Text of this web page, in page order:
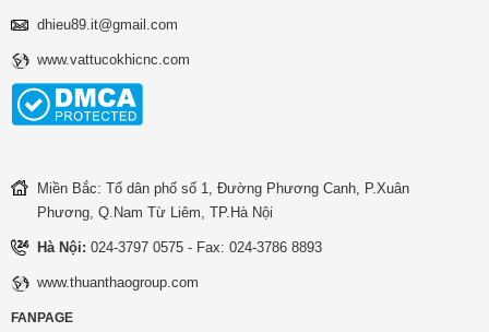
dhieu89.it@gmail.com
www.vattucokhicnc.com
Miền Bắc: Tổ dân phố số 1, Đường Phương Canh, P.Xuân
Phương, Q.Nam Từ Liêm, TP.Hà Nội
Hà Nội: 024-3797 0575 - Fax: 024-3786 8893
www.thuanthaogroup.com
FANPAGE